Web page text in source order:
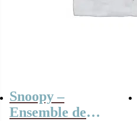
Snoopy –
Ensemble de